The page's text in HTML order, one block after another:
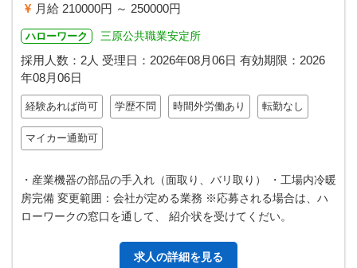
月給 210000円 ～ 250000円
ハローワーク 三原公共職業安定所
採用人数：2人 受理日： 2026年08月06日 有効期限： 2026
年08月06日
経験あれば尚可 学歴不問 時間外労働あり 転勤なし
マイカー通勤可
・産業機器の部品の手入れ（面取り、バリ取り） ・工場内冷暖
房完備 変更範囲：会社が定める業務 ※応募される場合は、ハ
ローワークの窓口を通して、 紹介状を受けてくだい。
求人の詳細を見る